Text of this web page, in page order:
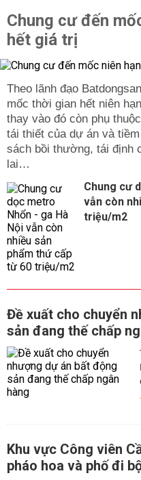
Chung cư đến
hết giá trị
Theo lãnh đạo
mốc thời gian hết niên
thay vào đó còn phụ
tái thiết của dự án và
sách bồi thường, tái định
lai…
Chung cư
vẫn còn
triệu/m2
Đề xuất cho chuyển
sản đang thế chấp
Khu vực Công viên
pháo hoa và phố đi